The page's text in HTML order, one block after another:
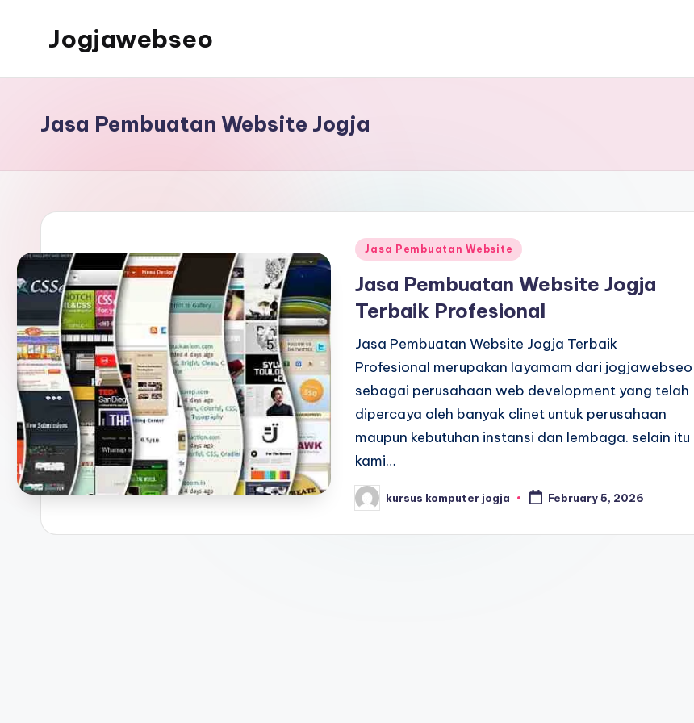
Jogjawebseo
Jasa Pembuatan Website Jogja
Jasa Pembuatan Website
Jasa Pembuatan Website Jogja
Terbaik Profesional
Jasa Pembuatan Website Jogja Terbaik
Profesional merupakan layamam dari jogjawebseo
sebagai perusahaan web development yang telah
dipercaya oleh banyak clinet untuk perusahaan
maupun kebutuhan instansi dan lembaga. selain itu
kami…
kursus komputer jogja February 5, 2026